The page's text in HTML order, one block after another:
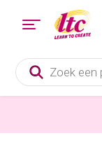
Producten
zoeken